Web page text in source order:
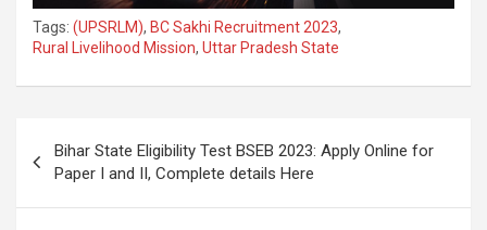
Tags: (UPSRLM), BC Sakhi Recruitment 2023,
Rural Livelihood Mission, Uttar Pradesh State
Bihar State Eligibility Test BSEB 2023: Apply Online for
Paper I and II, Complete details Here